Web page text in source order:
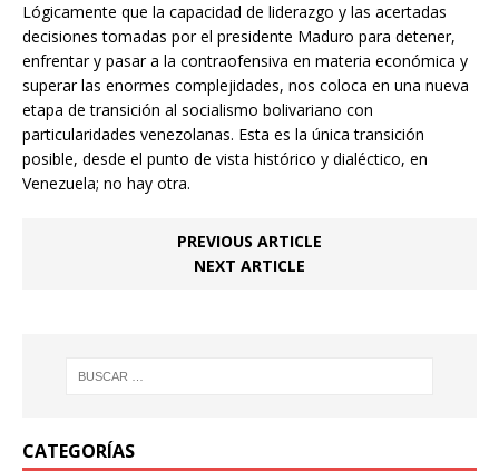
Lógicamente que la capacidad de liderazgo y las acertadas
decisiones tomadas por el presidente Maduro para detener,
enfrentar y pasar a la contraofensiva en materia económica y
superar las enormes complejidades, nos coloca en una nueva
etapa de transición al socialismo bolivariano con
particularidades venezolanas. Esta es la única transición
posible, desde el punto de vista histórico y dialéctico, en
Venezuela; no hay otra.
PREVIOUS ARTICLE
NEXT ARTICLE
CATEGORÍAS